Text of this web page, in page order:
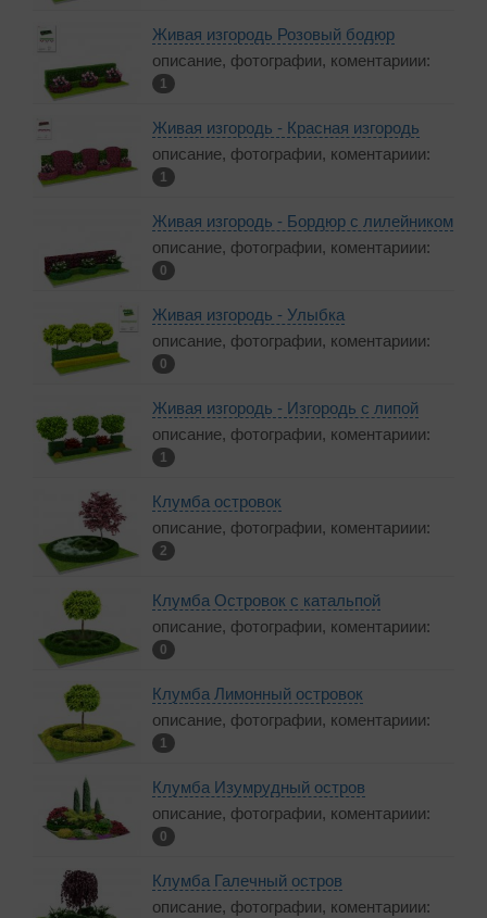
Живая изгородь Розовый бодюр
описание, фотографии, коментариии:
1
Живая изгородь - Красная изгородь
описание, фотографии, коментариии:
1
Живая изгородь - Бордюр с лилейником
описание, фотографии, коментариии:
0
Живая изгородь - Улыбка
описание, фотографии, коментариии:
0
Живая изгородь - Изгородь с липой
описание, фотографии, коментариии:
1
Клумба островок
описание, фотографии, коментариии:
2
Клумба Островок с катальпой
описание, фотографии, коментариии:
0
Клумба Лимонный островок
описание, фотографии, коментариии:
1
Клумба Изумрудный остров
описание, фотографии, коментариии:
0
Клумба Галечный остров
описание, фотографии, коментариии: